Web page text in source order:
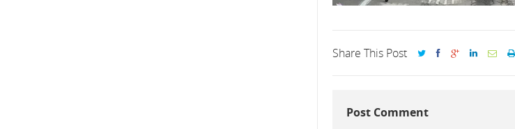
Share This Post
Post Comment